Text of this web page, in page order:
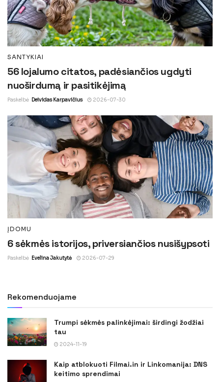
SANTYKIAI
56 lojalumo citatos, padėsiančios ugdyti
nuoširdumą ir pasitikėjimą
Paskelbė Deividas Karpavičius 2026-07-30
ĮDOMU
6 sėkmės istorijos, priversiančios nusišypsoti
Paskelbė Evelina Jakutytė 2026-07-29
Rekomenduojame
Trumpi sėkmės palinkėjimai: širdingi žodžiai
tau
2024-11-19
Kaip atblokuoti Filmai.in ir Linkomanija: DNS
keitimo sprendimai